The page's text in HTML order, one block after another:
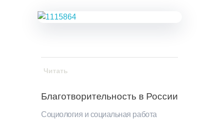
Благотворительность в России
Социология и социальная работа
Читать